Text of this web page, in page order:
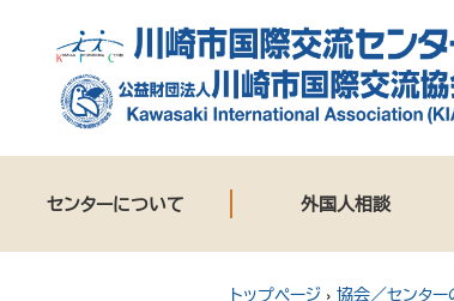
センターについて 外国人相談
トップページ › 協会／センター